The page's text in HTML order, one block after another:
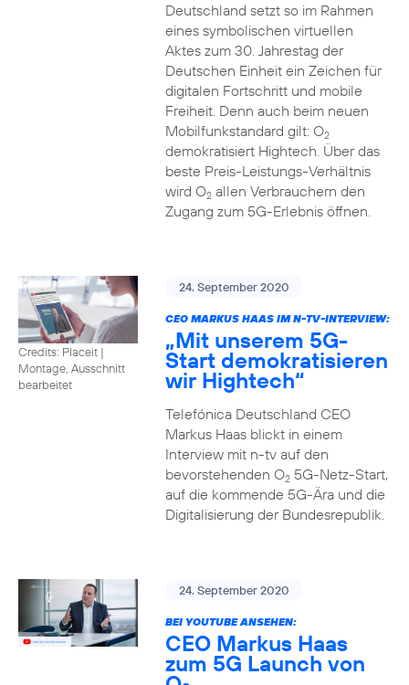
Deutschland setzt so im Rahmen
eines symbolischen virtuellen
Aktes zum 30. Jahrestag der
Deutschen Einheit ein Zeichen für
digitalen Fortschritt und mobile
Freiheit. Denn auch beim neuen
Mobilfunkstandard gilt: O2
demokratisiert Hightech. Über das
beste Preis-Leistungs-Verhältnis
wird O2allen Verbrauchern den
Zugang zum 5G-Erlebnis öffnen.
Credits: Placeit |
Montage, Ausschnitt
bearbeitet
24. September 2020
CEO MARKUS HAAS IM N-TV-INTERVIEW:
„Mit unserem 5G-
Start demokratisieren
wir Hightech“
Telefónica Deutschland CEO
Markus Haas blickt in einem
Interview mit n-tv auf den
bevorstehenden O25G-Netz-Start,
auf die kommende 5G-Ära und die
Digitalisierung der Bundesrepublik.
24. September 2020
BEI YOUTUBE ANSEHEN:
CEO Markus Haas
zum 5G Launch von